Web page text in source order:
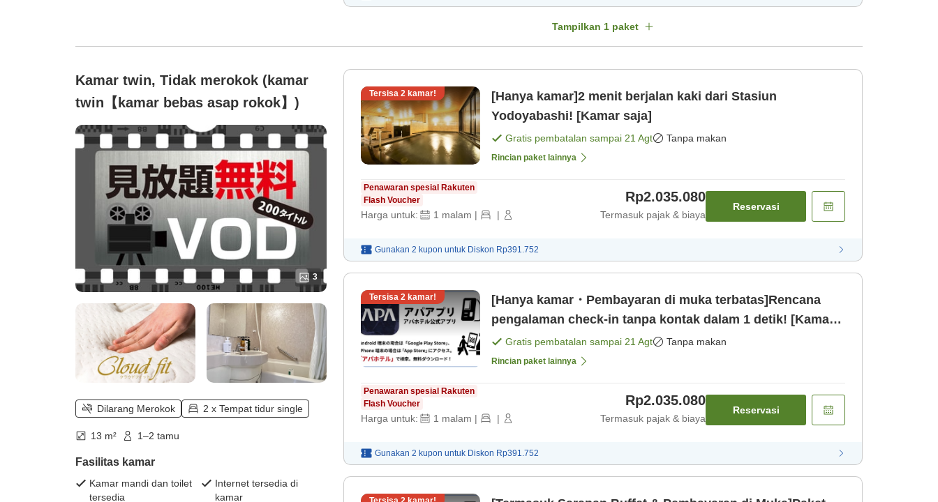
Tampilkan 1 paket
Kamar twin, Tidak merokok (kamar
twin【kamar bebas asap rokok】)
3
Dilarang Merokok 2 x Tempat tidur single
13 m² 1–2 tamu
Fasilitas kamar
Kamar mandi dan toilet
tersedia
Internet tersedia di
kamar
Tersisa 2 kamar!
[Hanya kamar]2 menit berjalan kaki dari Stasiun
Yodoyabashi! [Kamar saja]
Gratis pembatalan sampai 21 Agt Tanpa makan
Rincian paket lainnya
Penawaran spesial Rakuten
Flash Voucher
Harga untuk: 1 malam | |
Rp2.035.080
Termasuk pajak & biaya
Reservasi
Gunakan 2 kupon untuk Diskon Rp391.752
Tersisa 2 kamar!
[Hanya kamar・Pembayaran di muka terbatas]Rencana
pengalaman check-in tanpa kontak dalam 1 detik! [Kamar
saja]Gratis pembatalan sampai 21 Agt Tanpa makan
Rincian paket lainnya
Penawaran spesial Rakuten
Flash Voucher
Harga untuk: 1 malam | |
Rp2.035.080
Termasuk pajak & biaya
Reservasi
Gunakan 2 kupon untuk Diskon Rp391.752